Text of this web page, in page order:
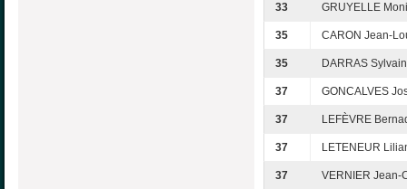
33 GRUYELLE
35 CARON Jean-
35 DARRAS
37 GONCALVES
37 LEFÈVRE
37 LETENEUR
37 VERNIER Jean-